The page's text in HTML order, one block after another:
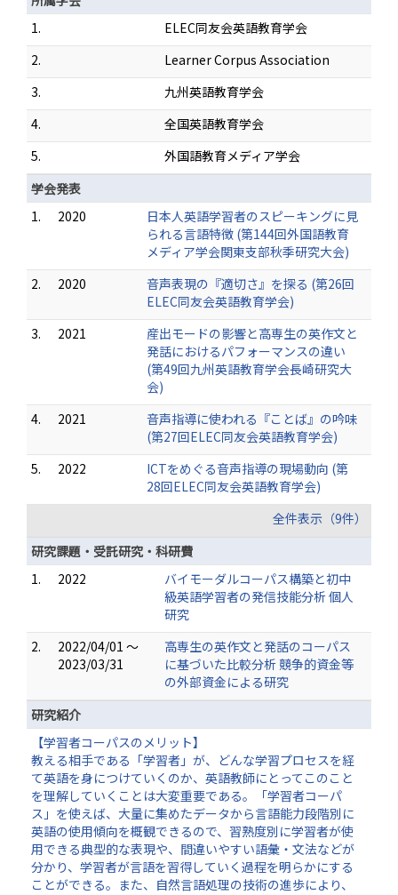
1.
ELEC同友会英語教育学会
2.
Learner Corpus Association
3.
九州英語教育学会
4.
全国英語教育学会
5.
外国語教育メディア学会
学会発表
1.
2020
日本人英語学習者のスピーキングに見
られる言語特徴 (第144回外国語教育
メディア学会関東支部秋季研究大会)
2.
2020
音声表現の『適切さ』を探る (第26回
ELEC同友会英語教育学会)
3.
2021
産出モードの影響と高専生の英作文と
発話におけるパフォーマンスの違い
(第49回九州英語教育学会長崎研究大
会)
4.
2021
音声指導に使われる『ことば』の吟味
(第27回ELEC同友会英語教育学会)
5.
2022
ICTをめぐる音声指導の現場動向 (第
28回ELEC同友会英語教育学会)
全件表示（9件）
研究課題・受託研究・科研費
1.
2022
バイモーダルコーパス構築と初中
級英語学習者の発信技能分析 個人
研究
2.
2022/04/01 ～
2023/03/31
高専生の英作文と発話のコーパス
に基づいた比較分析 競争的資金等
の外部資金による研究
研究紹介
【学習者コーパスのメリット】
教える相手である「学習者」が、どんな学習プロセスを経
て英語を身につけていくのか、英語教師にとってこのこと
を理解していくことは大変重要である。「学習者コーパ
ス」を使えば、大量に集めたデータから言語能力段階別に
英語の使用傾向を概観できるので、習熟度別に学習者が使
用できる典型的な表現や、間違いやすい語彙・文法などが
分かり、学習者が言語を習得していく過程を明らかにする
ことができる。また、自然言語処理の技術の進歩により、